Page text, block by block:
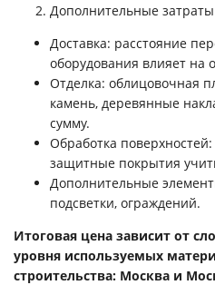
Дополнительные затраты
Доставка: расстояние
оборудования влияет на
Отделка: облицовочная
камень, деревянные
сумму.
Обработка
защитные покрытия
Дополнительные
подсветки, ограждений.
Итоговая цена зависит от
уровня используемых
строительства: Москва и